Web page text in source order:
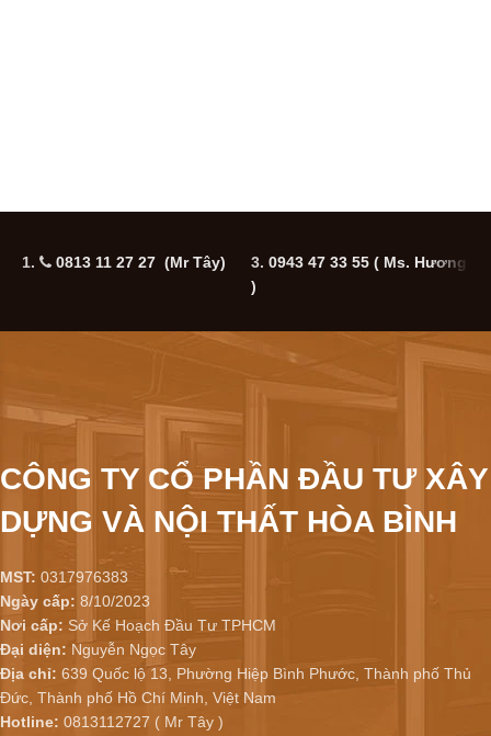
1. 0813 11 27 27 (Mr Tây) 3. 0943 47 33 55 ( Ms. Hương
)
CÔNG TY CỔ PHẦN ĐẦU TƯ XÂY
DỰNG VÀ NỘI THẤT HÒA BÌNH
MST: 0317976383
Ngày cấp: 8/10/2023
Nơi cấp: Sở Kế Hoạch Đầu Tư TPHCM
Đại diện: Nguyễn Ngọc Tây
Địa chỉ: 639 Quốc lộ 13, Phường Hiệp Bình Phước, Thành phố Thủ
Đức, Thành phố Hồ Chí Minh, Việt Nam
Hotline: 0813112727 ( Mr Tây )